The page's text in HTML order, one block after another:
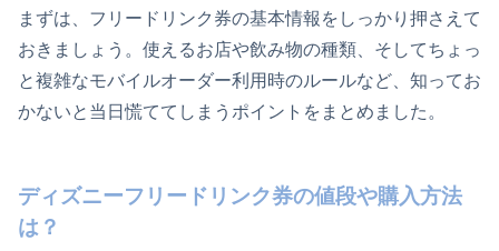
まずは、フリードリンク券の基本情報をしっかり押さえて
おきましょう。使えるお店や飲み物の種類、そしてちょっ
と複雑なモバイルオーダー利用時のルールなど、知ってお
かないと当日慌ててしまうポイントをまとめました。
ディズニーフリードリンク券の値段や購入方法
は？